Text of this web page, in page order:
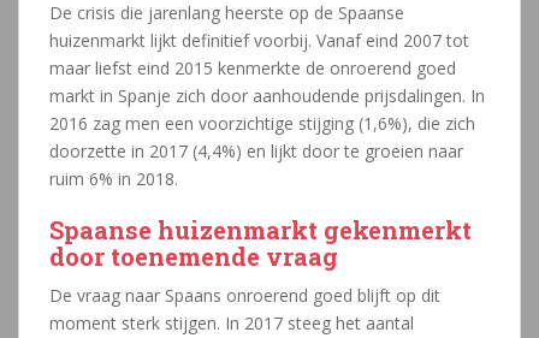
De crisis die jarenlang heerste op de Spaanse
huizenmarkt lijkt definitief voorbij. Vanaf eind 2007 tot
maar liefst eind 2015 kenmerkte de onroerend goed
markt in Spanje zich door aanhoudende prijsdalingen. In
2016 zag men een voorzichtige stijging (1,6%), die zich
doorzette in 2017 (4,4%) en lijkt door te groeien naar
ruim 6% in 2018.
Spaanse huizenmarkt gekenmerkt
door toenemende vraag
De vraag naar Spaans onroerend goed blijft op dit
moment sterk stijgen. In 2017 steeg het aantal